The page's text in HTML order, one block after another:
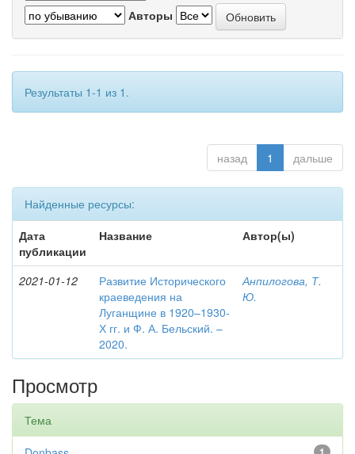
Авторы
Результаты 1-1 из 1.
назад 1 дальше
Найденные ресурсы:
Дата
публикации
Название Автор(ы)
2021-01-12
Развитие Исторического
краеведения на
Луганщине в 1920–1930-
Х гг. и Ф. А. Бельский. –
2020.
Анпилогова, Т.
Ю.
Просмотр
Тема